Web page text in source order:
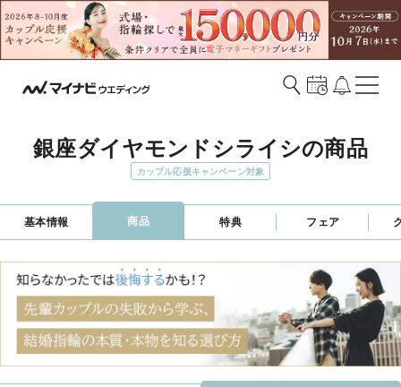
銀座ダイヤモンドシライシの商品
カップル応援キャンペーン対象
基本情報 商品 特典 フェア